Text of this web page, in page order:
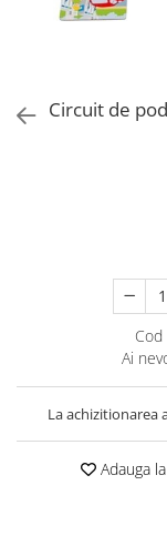
Decoratiuni
Jucarii electronice
Circuit de
Cod
Ai
La achizitionarea
Adauga